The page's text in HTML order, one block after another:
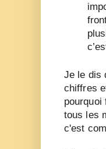
Je le dis
chiffres
pourquoi
tous les
c'est